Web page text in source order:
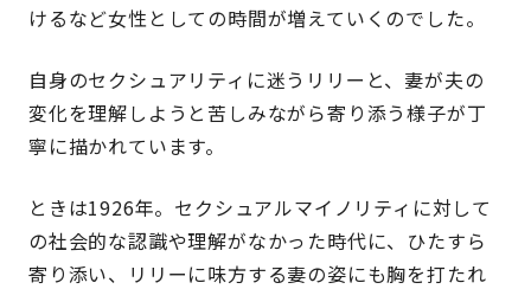
けるなど女性としての時間が増えていくのでした。
自身のセクシュアリティに迷うリリーと、妻が夫の
変化を理解しようと苦しみながら寄り添う様子が丁
寧に描かれています。
ときは1926年。セクシュアルマイノリティに対して
の社会的な認識や理解がなかった時代に、ひたすら
寄り添い、リリーに味方する妻の姿にも胸を打たれ